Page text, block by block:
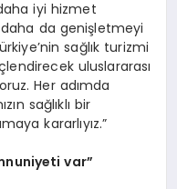
iyi hizmet
daha da genişletmeyi
sağlık turizmi
uluslararası
Her adımda
sağlıklı bir
kararlıyız.”
var”